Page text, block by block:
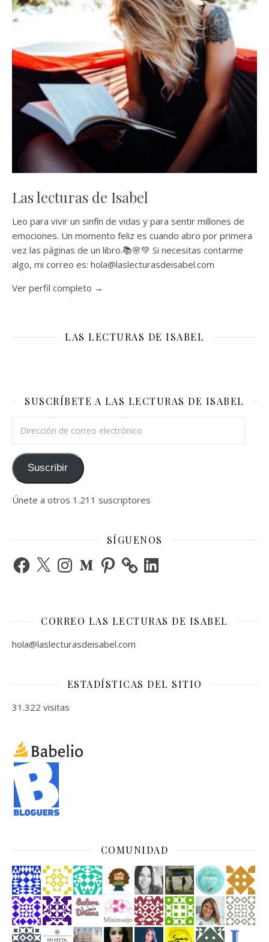
Las lecturas de Isabel
Leo para vivir un sinfín de vidas y para sentir millones de
emociones. Un momento feliz es cuando abro por primera
vez las páginas de un libro.📚🌸💚 Si necesitas contarme
algo, mi correo es: hola@laslecturasdeisabel.com
Ver perfil completo →
LAS LECTURAS DE ISABEL
SUSCRÍBETE A LAS LECTURAS DE ISABEL
Suscribir
Únete a otros 1.211 suscriptores
SÍGUENOS
Facebook
X InstagramMediumPinterest LinkedIn
CORREO LAS LECTURAS DE ISABEL
hola@laslecturasdeisabel.com
ESTADÍSTICAS DEL SITIO
31.322 visitas
COMUNIDAD